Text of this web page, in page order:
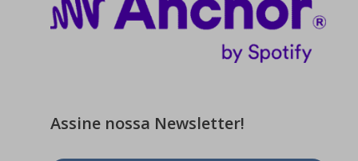
Assine nossa Newsletter!